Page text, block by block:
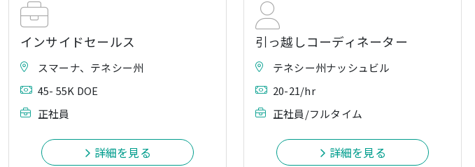
インサイドセールス
スマーナ、テネシー州
45- 55K DOE
正社員
詳細を見る
引っ越しコーディネーター
テネシー州ナッシュビル
20-21/hr
正社員/フルタイム
詳細を見る